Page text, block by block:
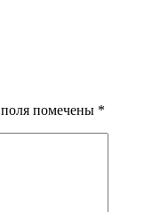
помечены *